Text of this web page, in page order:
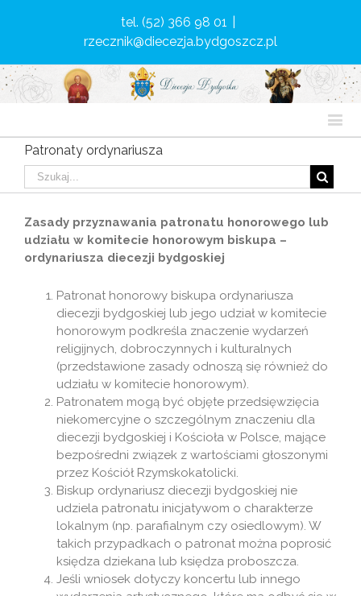
tel. (52) 366 98 01
rzecznik@diecezja.bydgoszcz.pl
Patronaty ordynariusza
Zasady przyznawania patronatu honorowego lub
udziału w komitecie honorowym biskupa –
ordynariusza diecezji bydgoskiej
Patronat honorowy biskupa ordynariusza
diecezji bydgoskiej lub jego udział w komitecie
honorowym podkreśla znaczenie wydarzeń
religijnych, dobroczynnych i kulturalnych
(przedstawione zasady odnoszą się również do
udziału w komitecie honorowym).
Patronatem mogą być objęte przedsięwzięcia
niekomercyjne o szczególnym znaczeniu dla
diecezji bydgoskiej i Kościoła w Polsce, mające
bezpośredni związek z wartościami głoszonymi
przez Kościół Rzymskokatolicki.
Biskup ordynariusz diecezji bydgoskiej nie
udziela patronatu inicjatywom o charakterze
lokalnym (np. parafialnym czy osiedlowym). W
takich przypadkach o patronat można poprosić
księdza dziekana lub księdza proboszcza.
Jeśli wniosek dotyczy koncertu lub innego